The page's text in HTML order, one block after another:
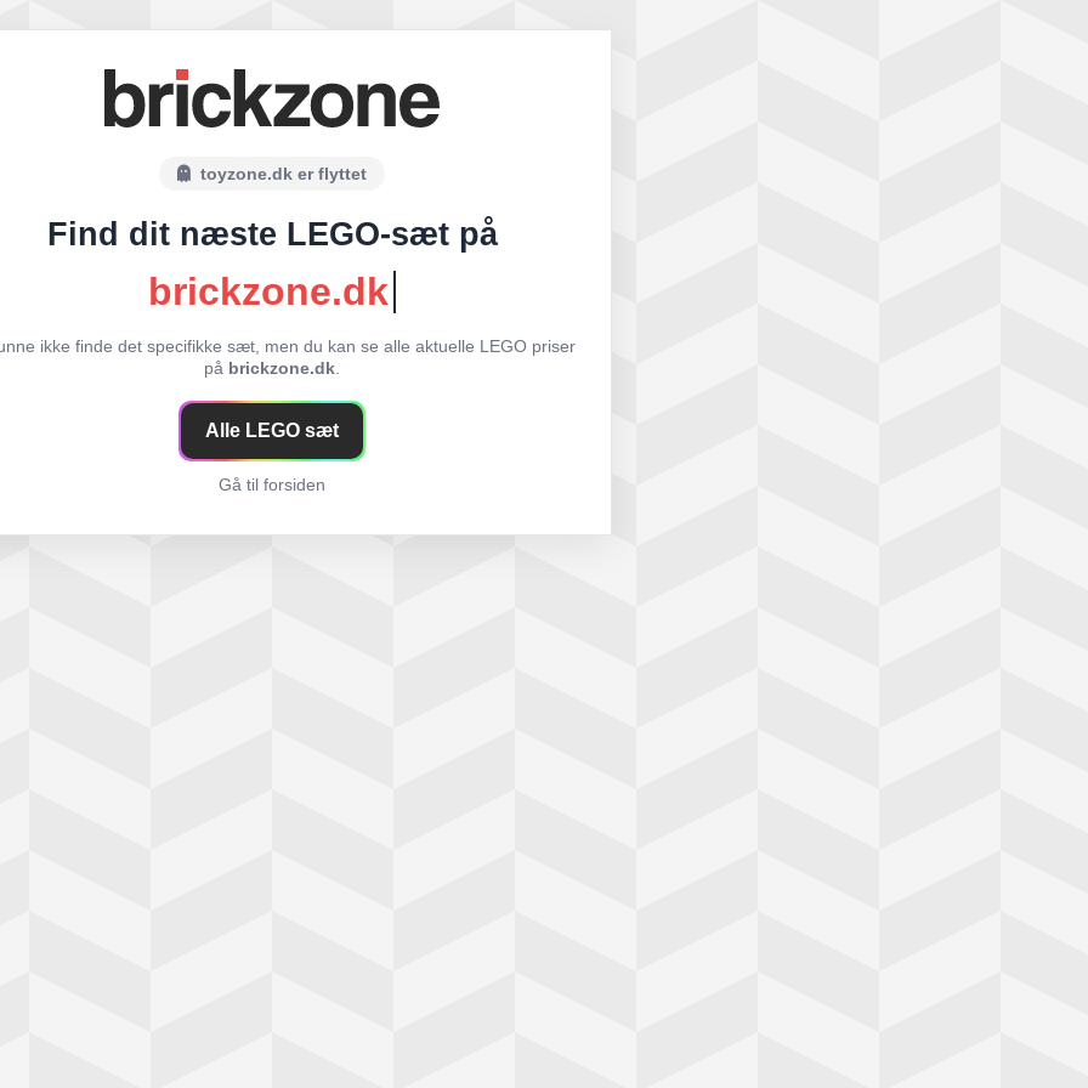
toyzone.dk er flyttet
Find dit næste LEGO-sæt på
brickzone.dk
ikke finde det specifikke sæt, men du kan se alle aktuelle LEGO priser
på brickzone.dk.
Alle LEGO sæt
Gå til forsiden